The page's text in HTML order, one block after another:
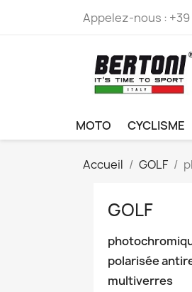
Appelez-nous :
MOTO CYCLISME
Accueil GOLF
GOLF
polarisée
multiverres